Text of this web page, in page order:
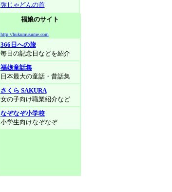
弥じゃどんの首
福娘のサイト
http://hukumusume.com
366日への旅
毎日の記念日などを紹介
福娘童話集
日本最大の童話・昔話集
さくら SAKURA
女の子向け職業紹介など
なぞなぞ小学校
小学生向けなぞなぞ